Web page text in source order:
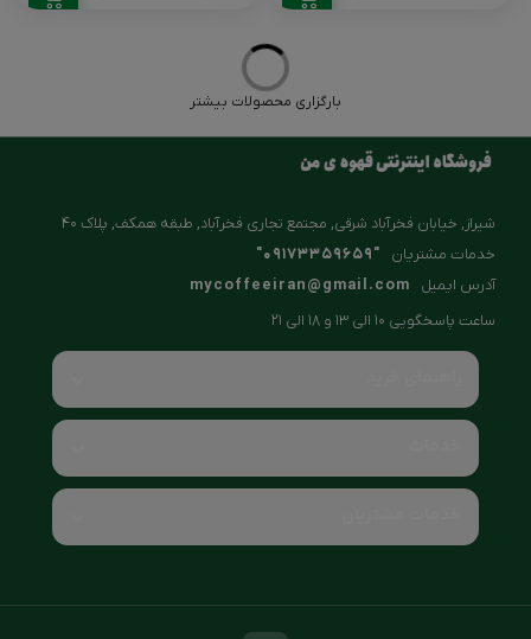
بارگزاری محصولات بیشتر
شیراز, خیابان فخرآباد شرقی, مجتمع تجاری فخرآباد, طبقه همکف, پلاک ۴۰
خدمات مشتریان
"09173359659"
آدرس ایمیل
mycoffeeiran@gmail.com
ساعت پاسخگویی 10 الی 13 و 18 الی 21